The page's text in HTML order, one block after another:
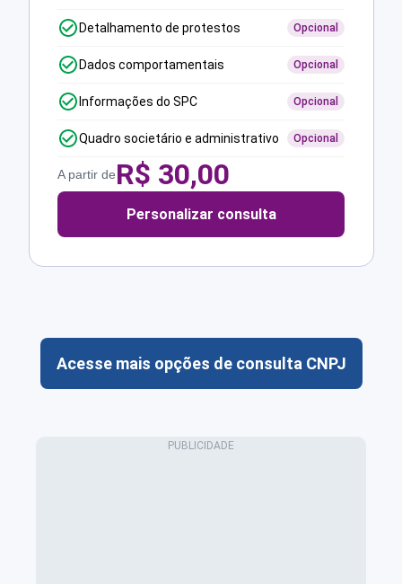
Detalhamento de protestos Opcional
Dados comportamentais Opcional
Informações do SPC Opcional
Quadro societário e administrativo Opcional
A partir deR$ 30,00
Personalizar consulta
Acesse mais opções de consulta CNPJ